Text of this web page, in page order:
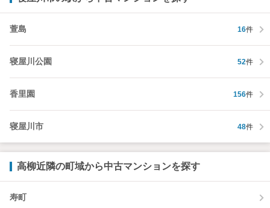
萱島 16件
寝屋川公園 52件
香里園 156件
寝屋川市 48件
高柳近隣の町域から中古マンションを探す
寿町